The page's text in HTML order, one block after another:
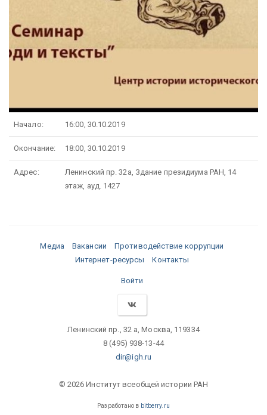
Начало: 16:00, 30.10.2019
Окончание: 18:00, 30.10.2019
Адрес:
Ленинский пр. 32а, Здание президиума РАН, 14
этаж, ауд. 1427
Медиа Вакансии
Противодействие коррупции
Интернет-ресурсы
Контакты
Войти
Ленинский пр., 32 а, Москва, 119334
8 (495) 938-13-44
dir@igh.ru
© 2026 Институт всеобщей истории РАН
Разработано в bitberry.ru